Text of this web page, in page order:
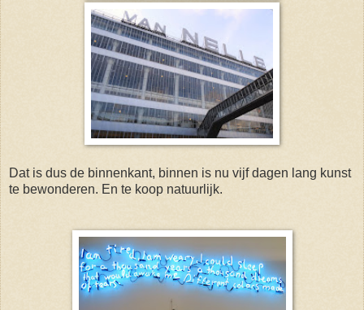
Dat is dus de binnenkant, binnen is nu vijf dagen lang kunst
te bewonderen. En te koop natuurlijk.